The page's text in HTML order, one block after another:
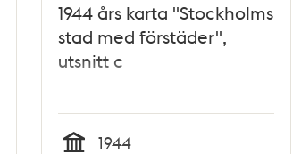
1944 års karta "Stockholms
stad med förstäder",
utsnitt c
1944